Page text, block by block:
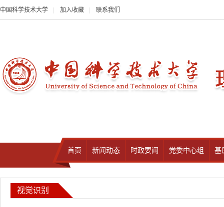
中国科学技术大学 加入收藏 联系我们
首页 新闻动态 时政要闻 党委中心组 基
视觉识别